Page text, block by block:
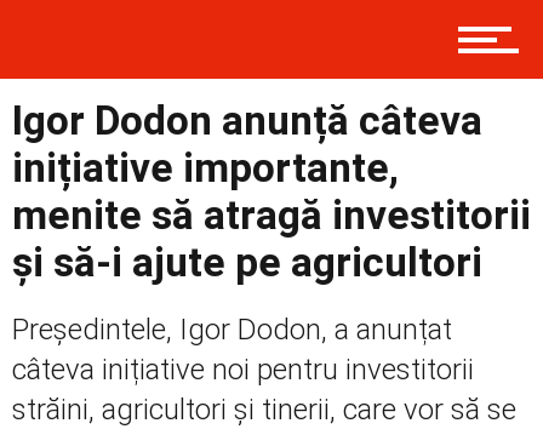
Social
Economic
Igor Dodon anunță câteva
inițiative importante,
menite să atragă investitorii
și să-i ajute pe agricultori
Președintele, Igor Dodon, a anunțat
câteva inițiative noi pentru investitorii
străini, agricultori și tinerii, care vor să se